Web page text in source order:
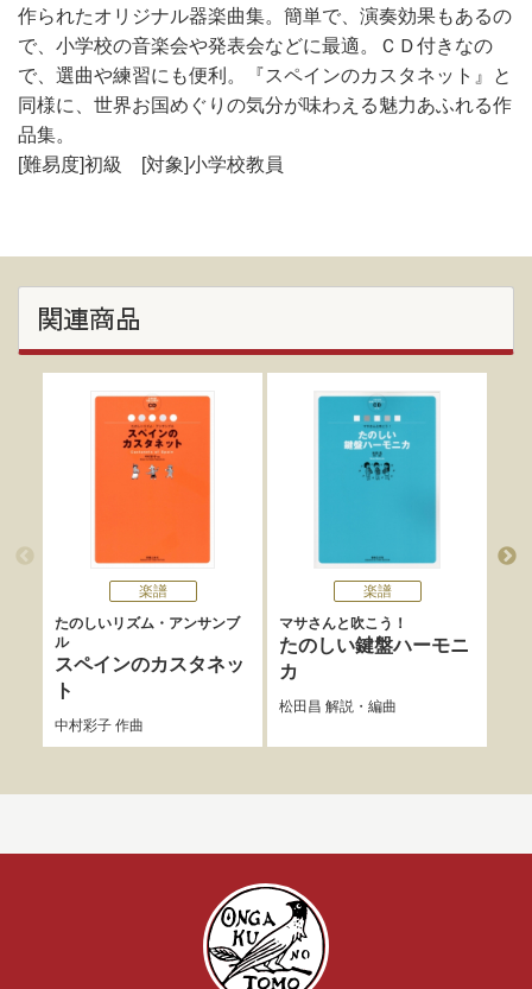
作られたオリジナル器楽曲集。簡単で、演奏効果もあるの
で、小学校の音楽会や発表会などに最適。ＣＤ付きなの
で、選曲や練習にも便利。『スペインのカスタネット』と
同様に、世界お国めぐりの気分が味わえる魅力あふれる作
品集。
[難易度]初級 [対象]小学校教員
関連商品
楽譜
たのしいリズム・アンサンブ
ル
スペインのカスタネッ
ト
中村彩子作曲
楽譜
マサさんと吹こう！
たのしい鍵盤ハーモニ
カ
松田昌 解説・編曲